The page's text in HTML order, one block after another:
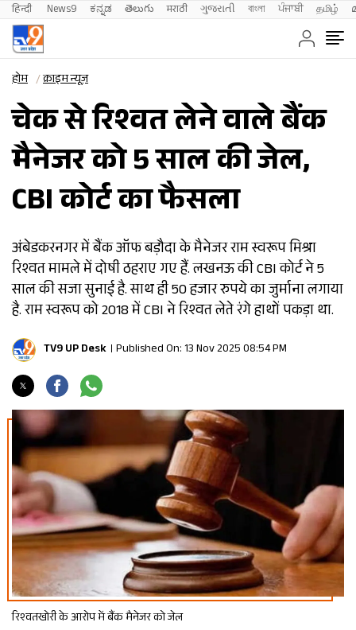
हिन्दी News9 ಕನ್ನಡ తెలుగు मराठी ગુજરાતી বাংলা ਪੰਜਾਬੀ தமிழ்
होम क्राइम न्यूज़
चेक से रिश्वत लेने वाले बैंक
मैनेजर को 5 साल की जेल,
CBI कोर्ट का फैसला
अंबेडकरनगर में बैंक ऑफ बड़ौदा के मैनेजर राम स्वरूप मिश्रा
रिश्वत मामले में दोषी ठहराए गए हैं. लखनऊ की CBI कोर्ट ने 5
साल की सजा सुनाई है. साथ ही 50 हजार रुपये का जुर्माना लगाया
है. राम स्वरूप को 2018 में CBI ने रिश्वत लेते रंगे हाथों पकड़ा था.
TV9 UP Desk Published On: 13 Nov 2025 08:54 PM
रिश्वतखोरी के आरोप में बैंक मैनेजर को जेल